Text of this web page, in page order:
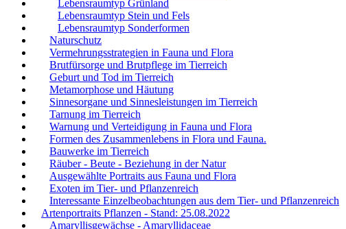
Lebensraumtyp Grünland
Lebensraumtyp Stein und Fels
Lebensraumtyp Sonderformen
Naturschutz
Vermehrungsstrategien in Fauna und Flora
Brutfürsorge und Brutpflege im Tierreich
Geburt und Tod im Tierreich
Metamorphose und Häutung
Sinnesorgane und Sinnesleistungen im Tierreich
Tarnung im Tierreich
Warnung und Verteidigung in Fauna und Flora
Formen des Zusammenlebens in Flora und Fauna.
Bauwerke im Tierreich
Räuber - Beute - Beziehung in der Natur
Ausgewählte Portraits aus Fauna und Flora
Exoten im Tier- und Pflanzenreich
Interessante Einzelbeobachtungen aus dem Tier- und Pflanzenreich
Artenportraits Pflanzen - Stand: 25.08.2022
Amaryllisgewächse - Amaryllidaceae